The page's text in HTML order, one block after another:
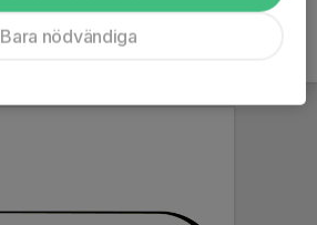
Bara nödvändiga